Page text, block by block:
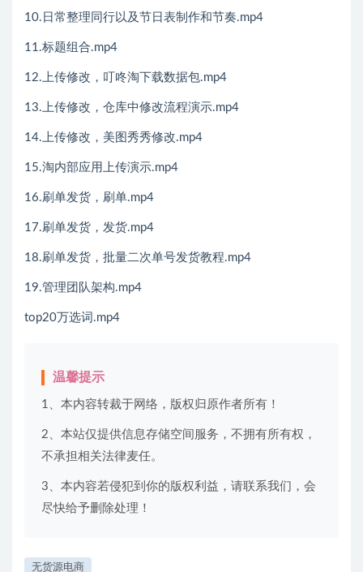
10.日常整理同行以及节日表制作和节奏.mp4
11.标题组合.mp4
12.上传修改，叮咚淘下载数据包.mp4
13.上传修改，仓库中修改流程演示.mp4
14.上传修改，美图秀秀修改.mp4
15.淘内部应用上传演示.mp4
16.刷单发货，刷单.mp4
17.刷单发货，发货.mp4
18.刷单发货，批量二次单号发货教程.mp4
19.管理团队架构.mp4
top20万选词.mp4
温馨提示
1、本内容转裁于网络，版权归原作者所有！
2、本站仅提供信息存储空间服务，不拥有所有权，
不承担相关法律麦任。
3、本内容若侵犯到你的版权利益，请联系我们，会
尽快给予删除处理！
无货源电商